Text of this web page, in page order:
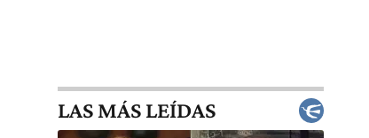
LAS MÁS LEÍDAS